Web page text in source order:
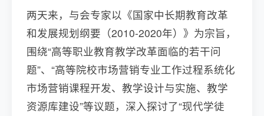
两天来，与会专家以《国家中长期教育改革
和发展规划纲要（2010-2020年）》为宗旨，
围绕“高等职业教育教学改革面临的若干问
题”、“高等院校市场营销专业工作过程系统化
市场营销课程开发、教学设计与实施、教学
资源库建设”等议题，深入探讨了“现代学徒